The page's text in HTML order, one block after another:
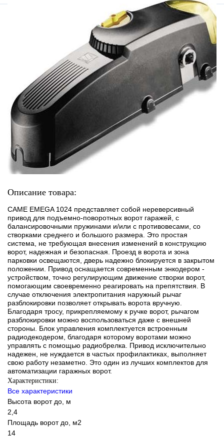
Описание товара:
CAME EMEGA 1024 представляет собой нереверсивный
привод для подъемно-поворотных ворот гаражей, с
балансировочными пружинами и/или с противовесами, со
створками среднего и большого размера. Это простая
система, не требующая внесения изменений в конструкцию
ворот, надежная и безопасная. Проезд в ворота и зона
парковки освещаются, дверь надежно блокируется в закрытом
положении. Привод оснащается современным энкодером -
устройством, точно регулирующим движение створки ворот,
помогающим своевременно реагировать на препятствия. В
случае отключения электропитания наружный рычаг
разблокировки позволяет открывать ворота вручную.
Благодаря тросу, прикрепляемому к ручке ворот, рычагом
разблокировки можно воспользоваться даже с внешней
стороны. Блок управления комплектуется встроенным
радиодекодером, благодаря которому воротами можно
управлять с помощью радиобрелка. Привод исключительно
надежен, не нуждается в частых профилактиках, выполняет
свою работу незаметно. Это один из лучших комплектов для
автоматизации гаражных ворот.
Характеристики:
Все характеристики
Высота ворот до, м
2,4
Площадь ворот до, м2
14